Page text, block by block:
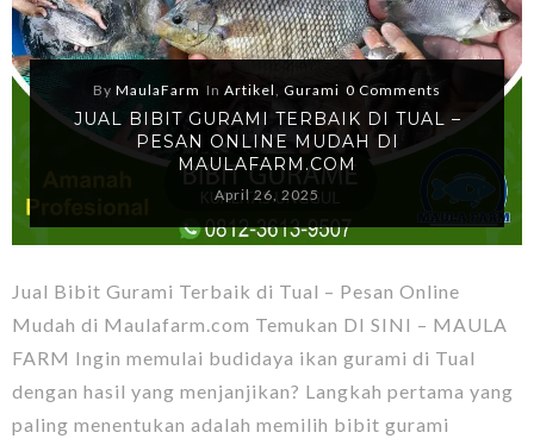
By MaulaFarm In Artikel, Gurami 0 Comments
JUAL BIBIT GURAMI TERBAIK DI TUAL –
PESAN ONLINE MUDAH DI
MAULAFARM.COM
April 26, 2025
Jual Bibit Gurami Terbaik di Tual – Pesan Online
Mudah di Maulafarm.com Temukan DI SINI – MAULA
FARM Ingin memulai budidaya ikan gurami di Tual
dengan hasil yang menjanjikan? Langkah pertama yang
paling menentukan adalah memilih bibit gurami